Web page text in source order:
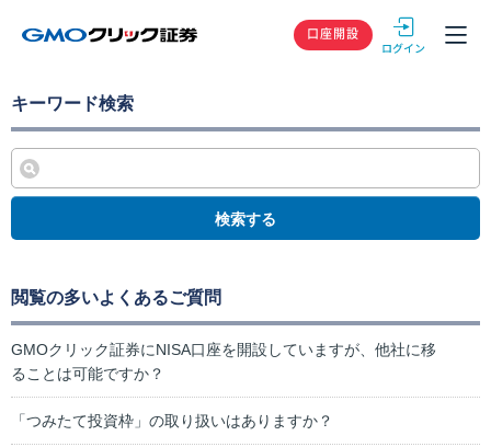
GMOクリック
口座開設
キーワード検索
検索する
閲覧の多いよくあるご質問
GMOクリック証券にNISA口座を開設していますが、他社に移
ることは可能ですか？
「つみたて投資枠」の取り扱いはありますか？